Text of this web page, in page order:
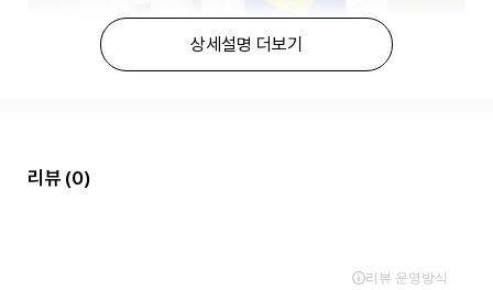
상세설명 더보기
리뷰 (0)